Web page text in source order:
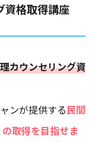
資格取得講座
カウンセリング資
ンが提供する民間
取得を目指せま